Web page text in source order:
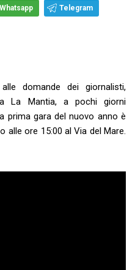
Whatsapp Telegram
domande dei giornalisti,
La Mantia, a pochi giorni
prima gara del nuovo anno è
alle ore 15:00 al Via del Mare.